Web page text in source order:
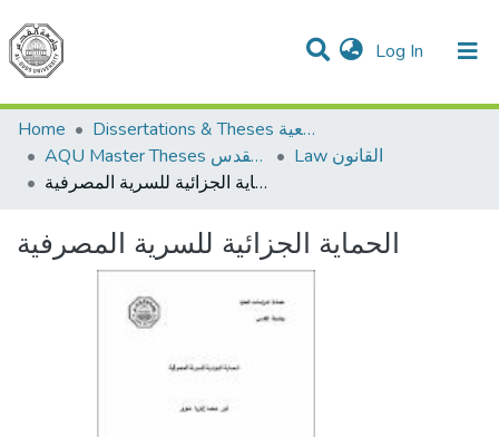
Log In (current)
Communities & Collections
All of DSpace
Home
Dissertations & Theses الرسائل الجامعية
AQU Master Theses الرسائل الجامعية الخاصة بجامعة القدس
Law القانون
الحماية الجزائية للسرية المصرفية
الحماية الجزائية للسرية المصرفية